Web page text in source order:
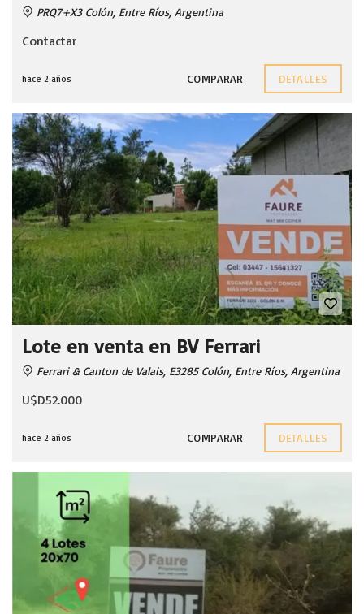
PRQ7+X3 Colón, Entre Ríos, Argentina
Contactar
hace 2 años COMPARAR DETALLES
Lote en venta en BV Ferrari
Ferrari & Canton de Valais, E3285 Colón, Entre Ríos, Argentina
U$D52.000
hace 2 años COMPARAR DETALLES